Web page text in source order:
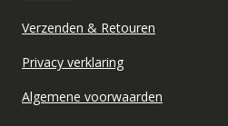
Verzenden & Retouren
Privacy verklaring
Algemene voorwaarden